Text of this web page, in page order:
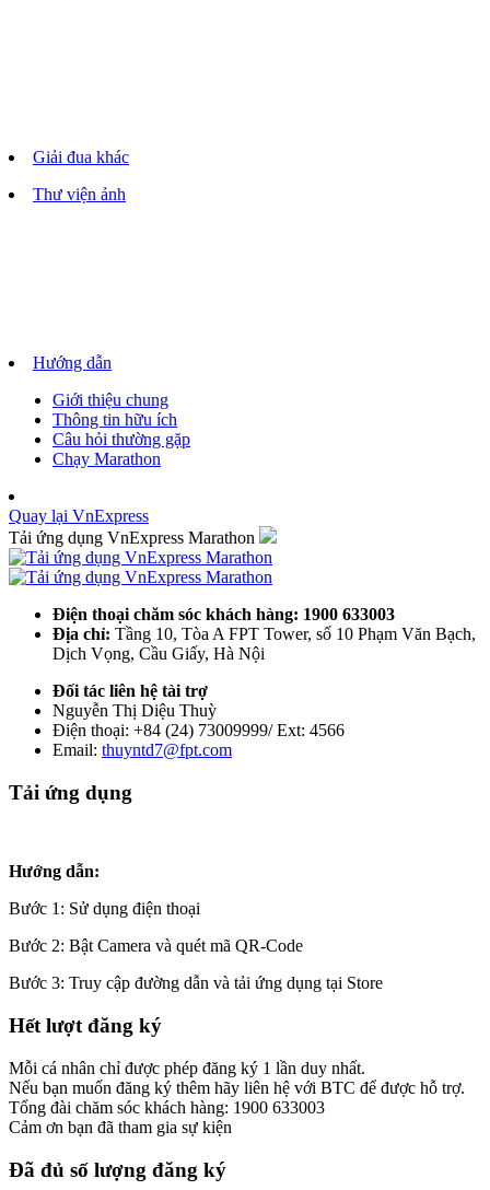
Giải đua khác
Thư viện ảnh
Hướng dẫn
Giới thiệu chung
Thông tin hữu ích
Câu hỏi thường gặp
Chạy Marathon
Quay lại VnExpress
Tải ứng dụng VnExpress Marathon
Điện thoại chăm sóc khách hàng: 1900 633003
Địa chỉ: Tầng 10, Tòa A FPT Tower, số 10 Phạm Văn Bạch,
Dịch Vọng, Cầu Giấy, Hà Nội
Đối tác liên hệ tài trợ
Nguyễn Thị Diệu Thuỳ
Điện thoại: +84 (24) 73009999/ Ext: 4566
Email: thuyntd7@fpt.com
Tải ứng dụng
Hướng dẫn:
Bước 1: Sử dụng điện thoại
Bước 2: Bật Camera và quét mã QR-Code
Bước 3: Truy cập đường dẫn và tải ứng dụng tại Store
Hết lượt đăng ký
Mỗi cá nhân chỉ được phép đăng ký 1 lần duy nhất.
Nếu bạn muốn đăng ký thêm hãy liên hệ với BTC để được hỗ trợ.
Tổng đài chăm sóc khách hàng: 1900 633003
Cảm ơn bạn đã tham gia sự kiện
Đã đủ số lượng đăng ký